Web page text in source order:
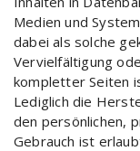
Medien und
dabei als solche
Vervielfältigung
kompletter Seiten
Lediglich die
den persönlichen,
Gebrauch ist